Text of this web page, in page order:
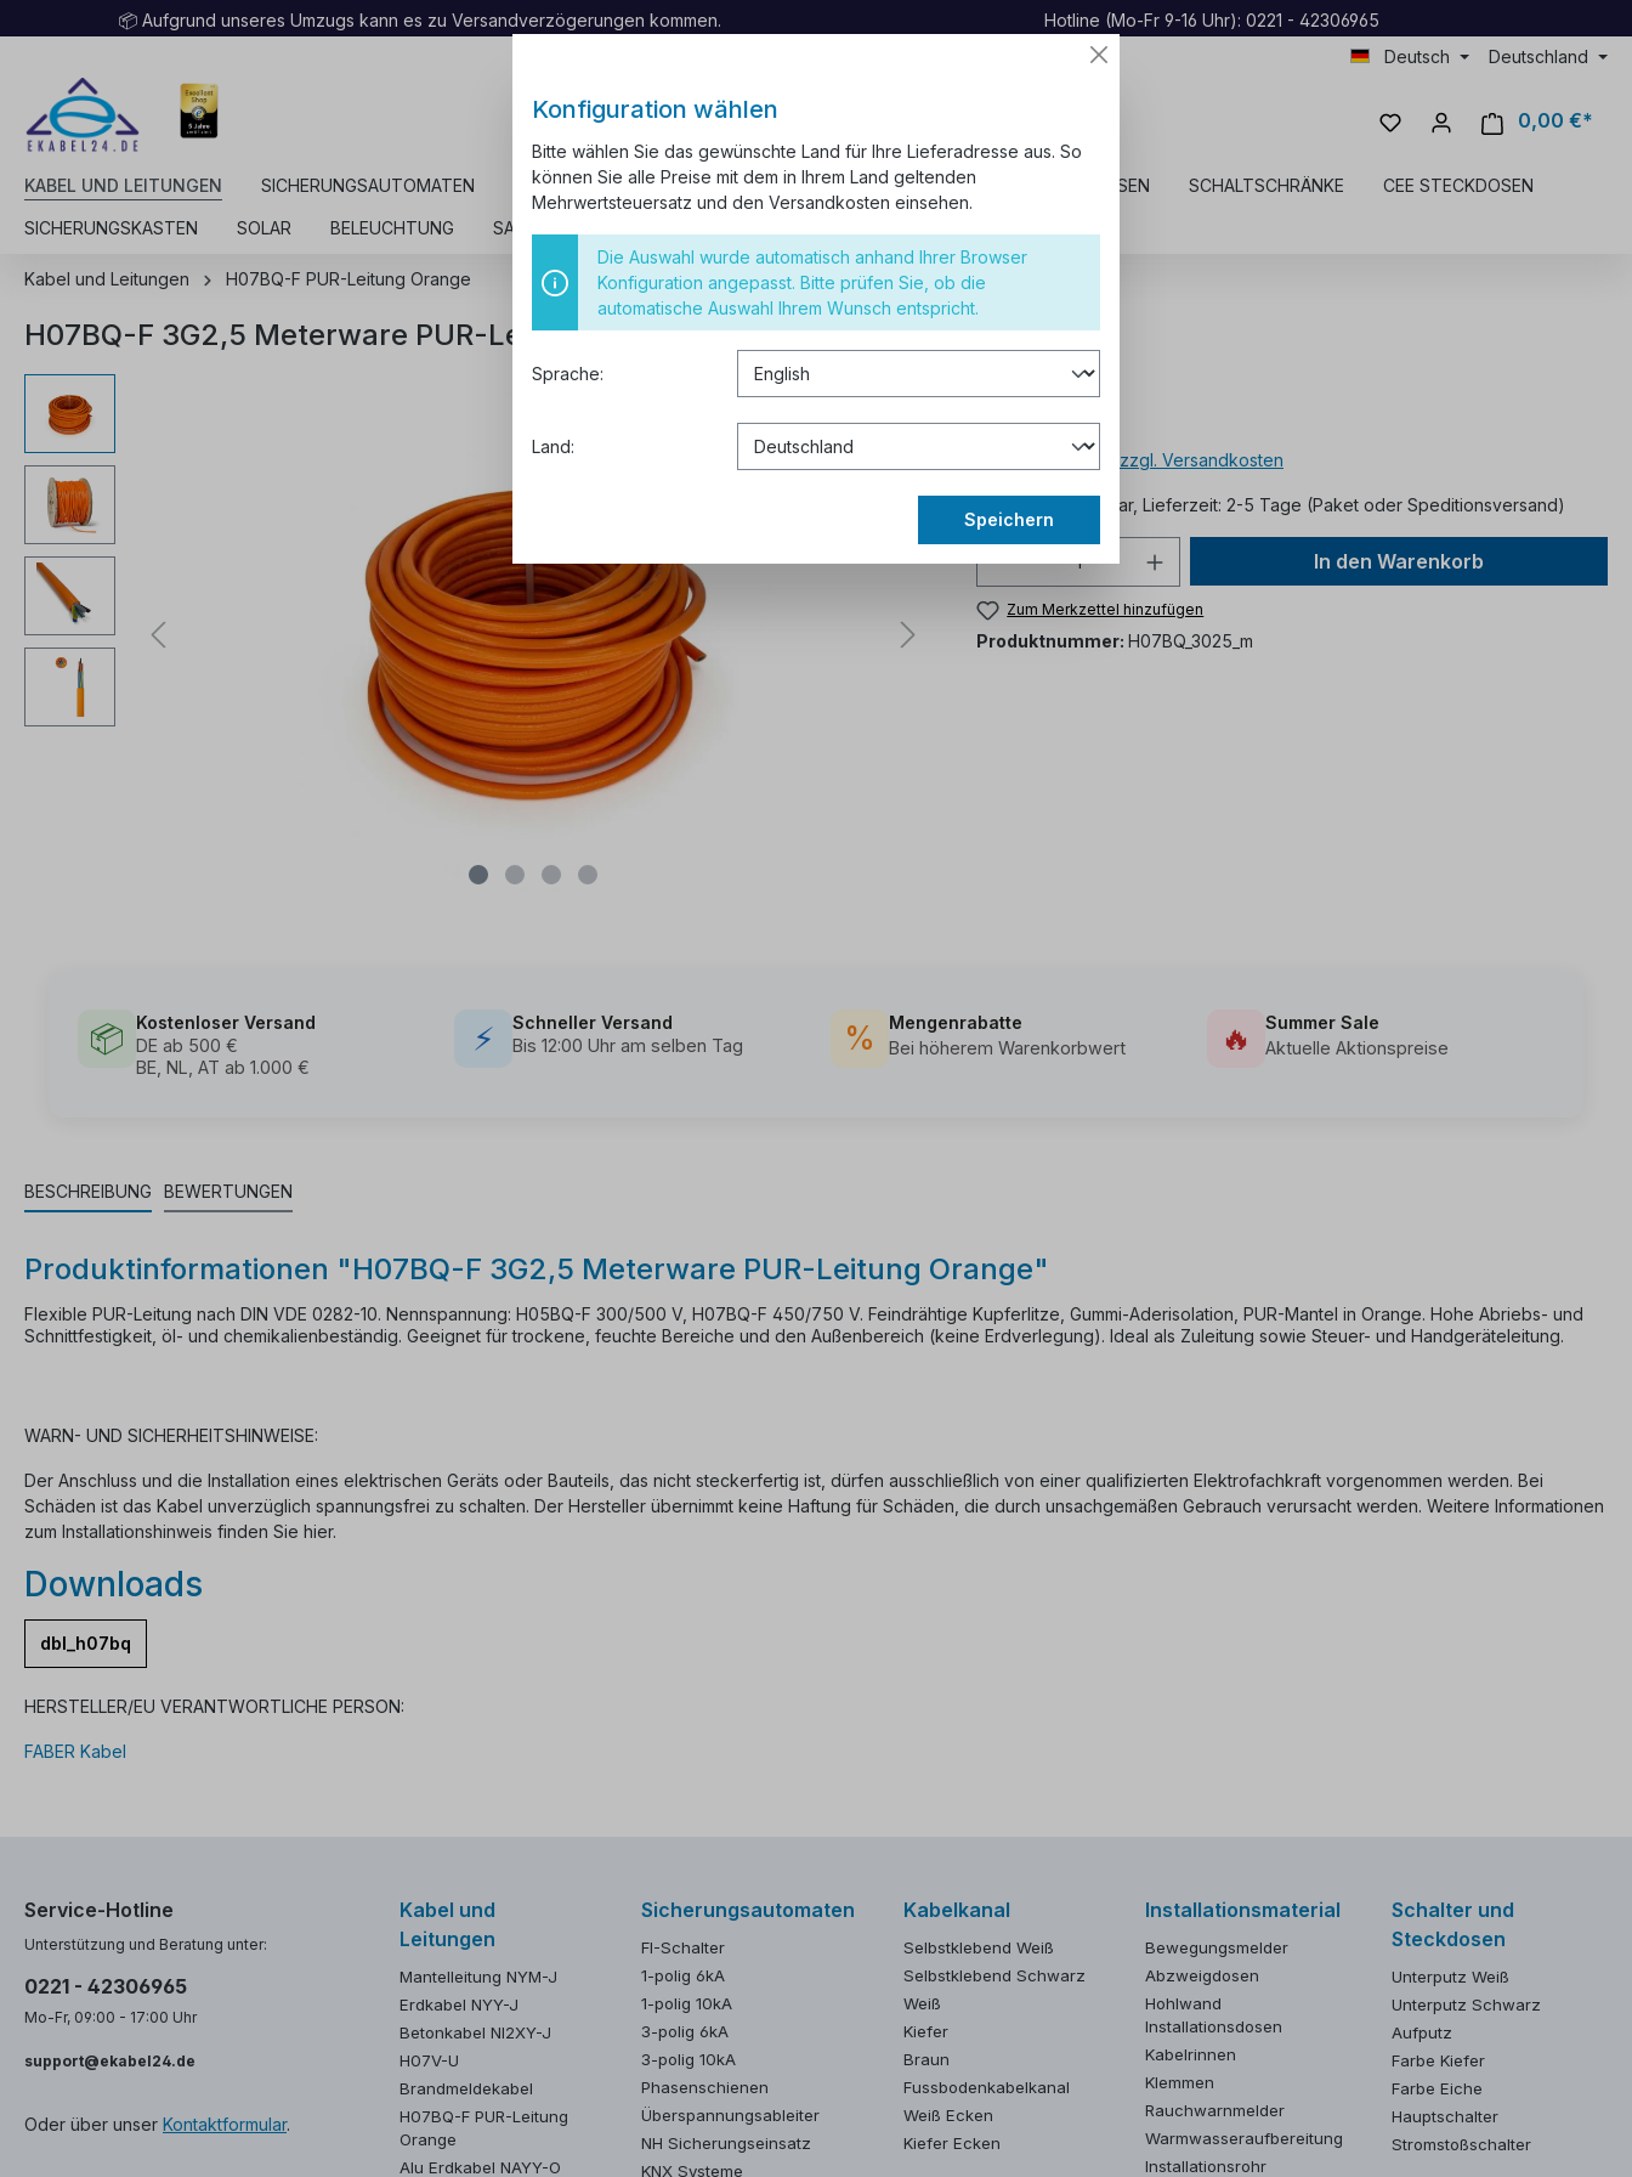
📦 Aufgrund unseres Umzugs kann es zu Versandverzögerungen kommen.
Hotline (Mo-Fr 9-16 Uhr): 0221 - 42306965
Deutsch
Deutschland
0,00 €*
KABEL UND LEITUNGEN SICHERUNGSAUTOMATEN KABELKANAL INSTALLATIONSMATERIAL SCHALTER UND STECKDOSEN SCHALTSCHRÄNKE CEE STECKDOSEN
SICHERUNGSKASTEN SOLAR BELEUCHTUNG SALE RESTPOSTEN
Kabel und Leitungen H07BQ-F PUR-Leitung Orange
H07BQ-F 3G2,5 Meterware PUR-Leitung Orange
2,71 €*
Preise inkl. MwSt. zzgl. Versandkosten
Sofort verfügbar, Lieferzeit: 2-5 Tage (Paket oder Speditionsversand)
In den Warenkorb
Zum Merkzettel hinzufügen
Produktnummer: H07BQ_3025_m
📦
Kostenloser Versand
DE ab 500 €
BE, NL, AT ab 1.000 €
⚡
Schneller Versand
Bis 12:00 Uhr am selben Tag
%
Mengenrabatte
Bei höherem Warenkorbwert
🔥
Summer Sale
Aktuelle Aktionspreise
BESCHREIBUNG BEWERTUNGEN
Produktinformationen "H07BQ-F 3G2,5 Meterware PUR-Leitung Orange"
Flexible PUR-Leitung nach DIN VDE 0282-10. Nennspannung: H05BQ-F 300/500 V, H07BQ-F 450/750 V. Feindrähtige Kupferlitze, Gummi-Aderisolation, PUR-Mantel in Orange. Hohe Abriebs- und
Schnittfestigkeit, öl- und chemikalienbeständig. Geeignet für trockene, feuchte Bereiche und den Außenbereich (keine Erdverlegung). Ideal als Zuleitung sowie Steuer- und Handgeräteleitung.
Meterware
WARN- UND SICHERHEITSHINWEISE:
Der Anschluss und die Installation eines elektrischen Geräts oder Bauteils, das nicht steckerfertig ist, dürfen ausschließlich von einer qualifizierten Elektrofachkraft vorgenommen werden. Bei
Schäden ist das Kabel unverzüglich spannungsfrei zu schalten. Der Hersteller übernimmt keine Haftung für Schäden, die durch unsachgemäßen Gebrauch verursacht werden. Weitere Informationen
zum Installationshinweis finden Sie hier.
Downloads
dbl_h07bq
HERSTELLER/EU VERANTWORTLICHE PERSON:
FABER Kabel
Service-Hotline
Unterstützung und Beratung unter:
0221 - 42306965
Mo-Fr, 09:00 - 17:00 Uhr
support@ekabel24.de
Oder über unser Kontaktformular.
Kabel und
Leitungen
Mantelleitung NYM-J
Erdkabel NYY-J
Betonkabel NI2XY-J
H07V-U
Brandmeldekabel
H07BQ-F PUR-Leitung
Orange
Alu Erdkabel NAYY-O
Sicherungsautomaten
FI-Schalter
1-polig 6kA
1-polig 10kA
3-polig 6kA
3-polig 10kA
Phasenschienen
Überspannungsableiter
NH Sicherungseinsatz
KNX Systeme
Kabelkanal
Selbstklebend Weiß
Selbstklebend Schwarz
Weiß
Kiefer
Braun
Fussbodenkabelkanal
Weiß Ecken
Kiefer Ecken
Installationsmaterial
Bewegungsmelder
Abzweigdosen
Hohlwand
Installationsdosen
Kabelrinnen
Klemmen
Rauchwarnmelder
Warmwasseraufbereitung
Installationsrohr
Schalter und
Steckdosen
Unterputz Weiß
Unterputz Schwarz
Aufputz
Farbe Kiefer
Farbe Eiche
Hauptschalter
Stromstoßschalter
Konfiguration wählen
Bitte wählen Sie das gewünschte Land für Ihre Lieferadresse aus. So
können Sie alle Preise mit dem in Ihrem Land geltenden
Mehrwertsteuersatz und den Versandkosten einsehen.
Die Auswahl wurde automatisch anhand Ihrer Browser
Konfiguration angepasst. Bitte prüfen Sie, ob die
automatische Auswahl Ihrem Wunsch entspricht.
Sprache:
Land:
Speichern